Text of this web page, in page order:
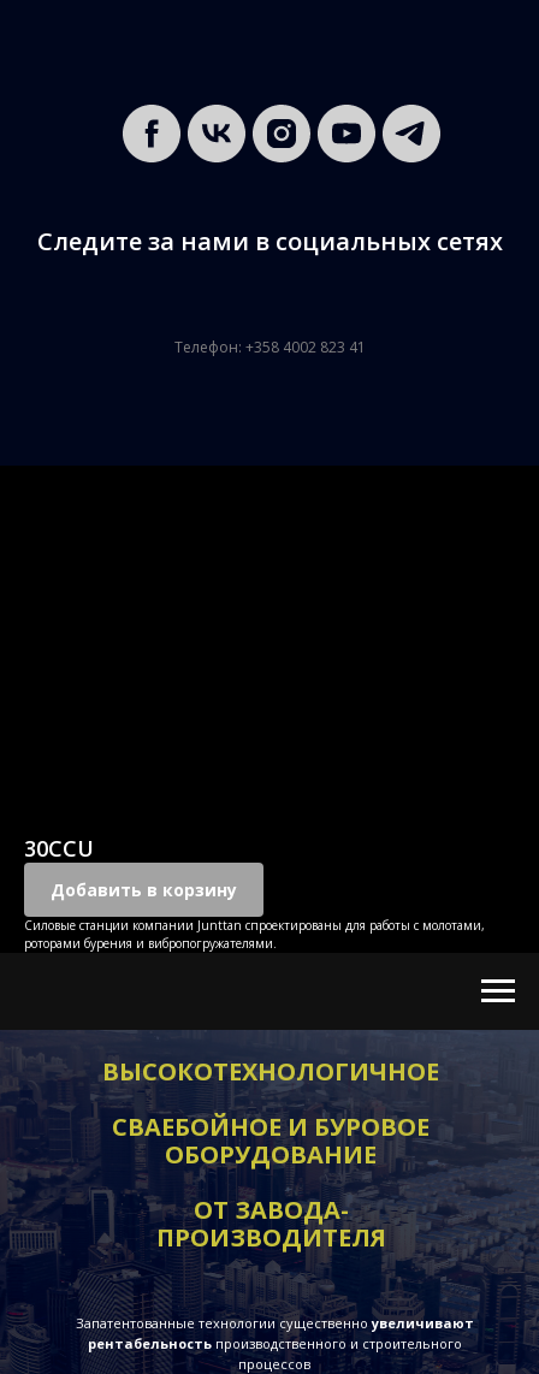
Следите за нами в социальных сетях
Телефон: +358 4002 823 41
30CCU
Добавить в корзину
Силовые станции компании Junttan спроектированы для работы с молотами,
роторами бурения и вибропогружателями.
ВЫСОКОТЕХНОЛОГИЧНОЕ
СВАЕБОЙНОЕ И БУРОВОЕ
ОБОРУДОВАНИЕ
ОТ ЗАВОДА-
ПРОИЗВОДИТЕЛЯ
Запатентованные технологии существенноувеличивают
рентабельностьпроизводственного и строительного
процессов